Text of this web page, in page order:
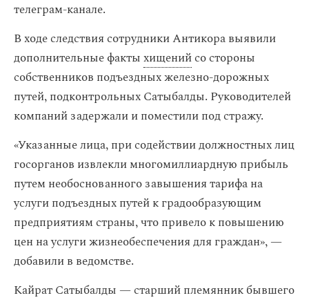
телеграм-канале.
В ходе следствия сотрудники Антикора выявили
дополнительные фактыхищенийсо стороны
собственников подъездных железно-дорожных
путей, подконтрольных Сатыбалды. Руководителей
компаний задержали и поместили под стражу.
«Указанные лица, при содействии должностных лиц
госорганов извлекли многомиллиардную прибыль
путем необоснованного завышения тарифа на
услуги подъездных путей к градообразующим
предприятиям страны, что привело к повышению
цен на услуги жизнеобеспечения для граждан», —
добавили в ведомстве.
Кайрат Сатыбалды — старший племянник бывшего